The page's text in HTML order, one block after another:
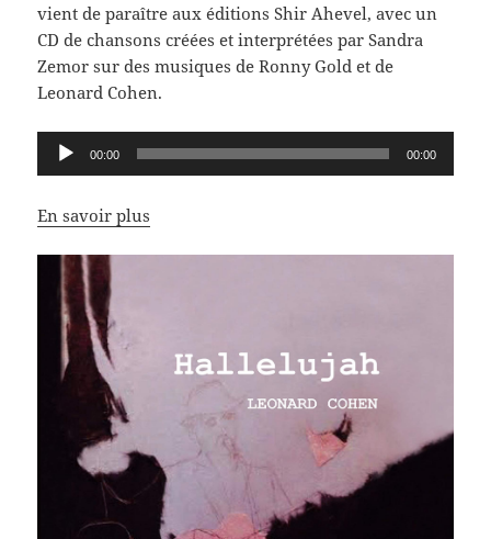
vient de paraître aux éditions Shir Ahevel, avec un
CD de chansons créées et interprétées par Sandra
Zemor sur des musiques de Ronny Gold et de
Leonard Cohen.
Lecteur
audio
00:00 00:00
En savoir plus